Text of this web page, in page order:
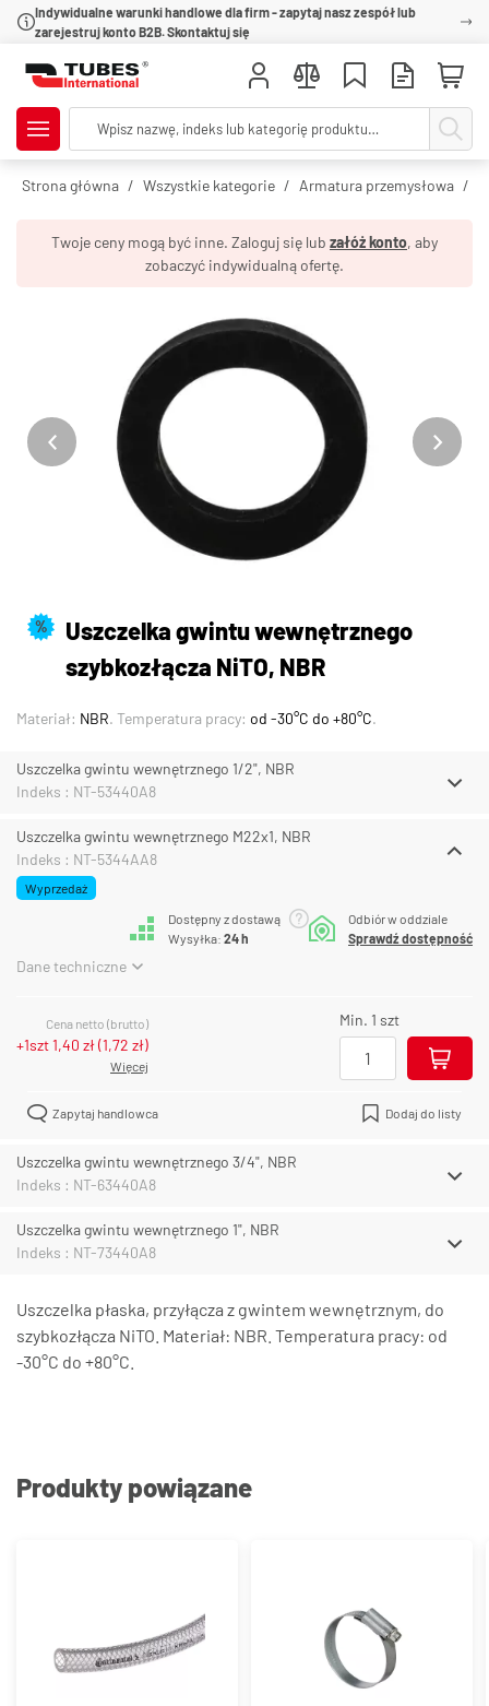
Indywidualne warunki handlowe dla firm - zapytaj nasz zespół lub
zarejestruj konto B2B. Skontaktuj się
Strona główna Wszystkie kategorie Armatura przemysłowa
Twoje ceny mogą być inne. Zaloguj się lub załóż konto, aby
zobaczyć indywidualną ofertę.
%
Uszczelka gwintu wewnętrznego
szybkozłącza NiTO, NBR
Materiał: NBR. Temperatura pracy: od -30°C do +80°C.
Uszczelka gwintu wewnętrznego 1/2", NBR
Indeks : NT-53440A8
Uszczelka gwintu wewnętrznego M22x1, NBR
Indeks : NT-5344AA8
Wyprzedaż
Dostępny z dostawą
Wysyłka: 24 h
Odbiór w oddziale
Sprawdź dostępność
Dane techniczne
Cena netto (brutto)
+1szt1,40 zł(1,72 zł)
Więcej
Min. 1 szt
Zapytaj handlowca Dodaj do listy
Uszczelka gwintu wewnętrznego 3/4", NBR
Indeks : NT-63440A8
Uszczelka gwintu wewnętrznego 1", NBR
Indeks : NT-73440A8
Uszczelka płaska, przyłącza z gwintem wewnętrznym, do
szybkozłącza NiTO. Materiał: NBR. Temperatura pracy: od
-30°C do +80°C.
Produkty powiązane